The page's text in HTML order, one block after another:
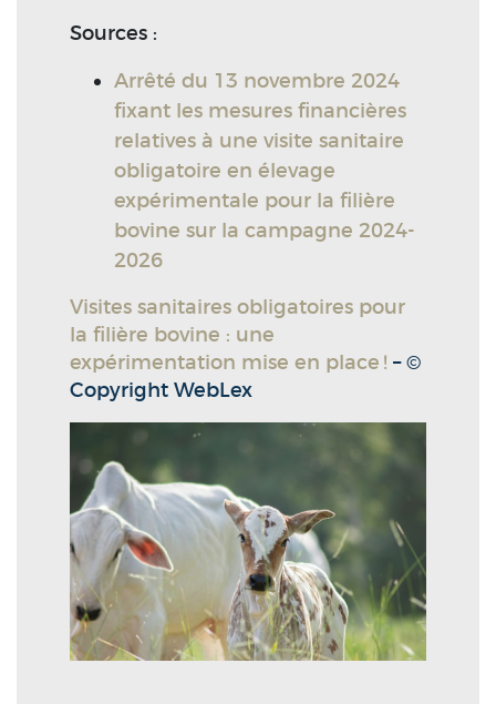
Sources :
Arrêté du 13 novembre 2024
fixant les mesures financières
relatives à une visite sanitaire
obligatoire en élevage
expérimentale pour la filière
bovine sur la campagne 2024-
2026
Visites sanitaires obligatoires pour
la filière bovine : une
expérimentation mise en place ! – ©
Copyright WebLex